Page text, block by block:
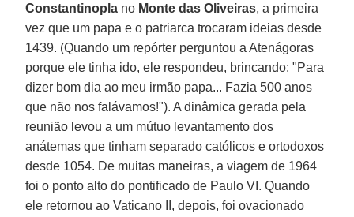
Constantinopla no Monte das Oliveiras, a primeira
vez que um papa e o patriarca trocaram ideias desde
1439. (Quando um repórter perguntou a Atenágoras
porque ele tinha ido, ele respondeu, brincando: "Para
dizer bom dia ao meu irmão papa... Fazia 500 anos
que não nos falávamos!"). A dinâmica gerada pela
reunião levou a um mútuo levantamento dos
anátemas que tinham separado católicos e ortodoxos
desde 1054. De muitas maneiras, a viagem de 1964
foi o ponto alto do pontificado de Paulo VI. Quando
ele retornou ao Vaticano II, depois, foi ovacionado